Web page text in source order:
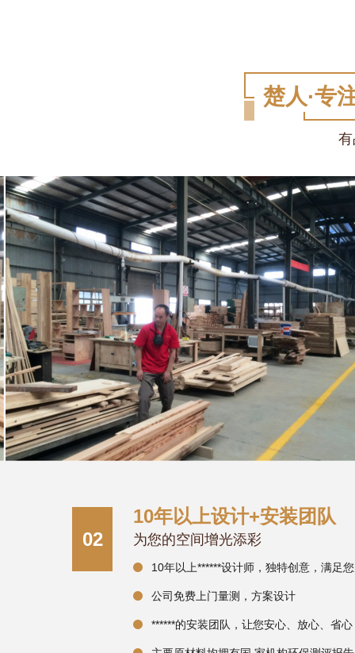
楚人·专
02
10年以上设计+安装团队
为您的空间增光添彩
10年以上******设计师，独特创意，满足
公司免费上门量测，方案设计
******的安装团队，让您安心、放心、省心